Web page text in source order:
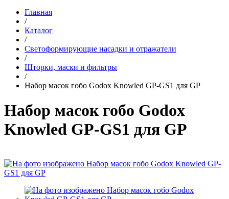
Главная
/
Каталог
/
Светоформирующие насадки и отражатели
/
Шторки, маски и фильтры
/
Набор масок гобо Godox Knowled GP-GS1 для GP
Набор масок гобо Godox
Knowled GP-GS1 для GP